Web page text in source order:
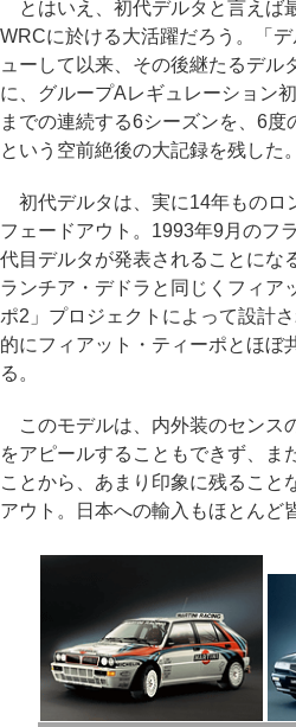
とはいえ、初代デルタと言えば
WRCに於ける大活躍だろう。「
ューして以来、その後継たるデル
に、グループAレギュレーション
までの連続する6シーズンを、6度
という空前絶後の大記録を残した。
初代デルタは、実に14年ものロ
フェードアウト。1993年9月のフ
代目デルタが発表されることにな
ランチア・デドラと同じくフィア
ポ2」プロジェクトによって設計
的にフィアット・ティーポとほぼ
る。
このモデルは、内外装のセンス
をアピールすることもできず、ま
ことから、あまり印象に残ること
アウト。日本への輸入もほとんど